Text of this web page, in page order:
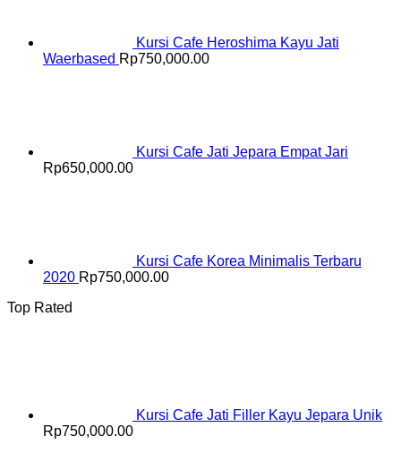
Kursi Cafe Heroshima Kayu Jati
Waerbased Rp750,000.00
Kursi Cafe Jati Jepara Empat Jari
Rp650,000.00
Kursi Cafe Korea Minimalis Terbaru
2020 Rp750,000.00
Top Rated
Kursi Cafe Jati Filler Kayu Jepara Unik
Rp750,000.00